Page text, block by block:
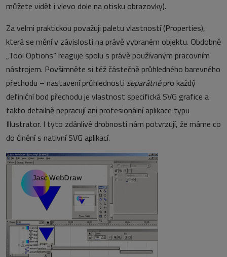
můžete vidět i vlevo dole na otisku obrazovky).
Za velmi praktickou považuji paletu vlastností (Properties),
která se mění v závislosti na právě vybraném objektu. Obdobně
„Tool Options“ reaguje spolu s právě používaným pracovním
nástrojem. Povšimněte si též částečně průhledného barevného
přechodu – nastavení průhlednosti separátněpro každý
definiční bod přechodu je vlastnost specifická SVG grafice a
takto detailně nepracují ani profesionální aplikace typu
Illustrator. I tyto zdánlivé drobnosti nám potvrzují, že máme co
do činění s nativní SVG aplikací.